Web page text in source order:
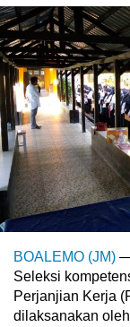
BOALEMO (JM) —
Seleksi
Perjanjian Kerja
dilaksanakan